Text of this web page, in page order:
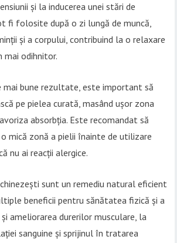
și la inducerea unei stări de
fi folosite după o zi lungă de muncă,
și a corpului, contribuind la o relaxare
mai odihnitor.
mai bune rezultate, este important să
pe pielea curată, masând ușor zona
absorbția. Este recomandat să
mică zonă a pielii înainte de utilizare
nu ai reacții alergice.
sunt un remediu natural eficient
beneficii pentru sănătatea fizică și a
ameliorarea durerilor musculare, la
sanguine și sprijinul în tratarea